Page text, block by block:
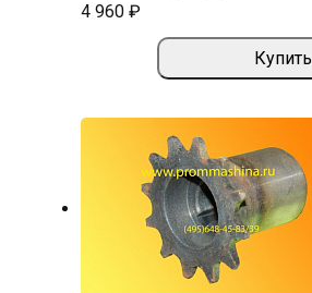
4 960 ₽
Купить